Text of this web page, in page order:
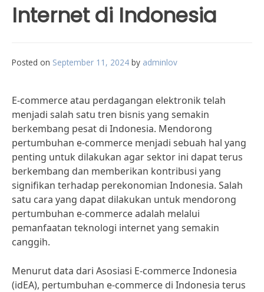
Internet di Indonesia
Posted on September 11, 2024 by adminlov
E-commerce atau perdagangan elektronik telah
menjadi salah satu tren bisnis yang semakin
berkembang pesat di Indonesia. Mendorong
pertumbuhan e-commerce menjadi sebuah hal yang
penting untuk dilakukan agar sektor ini dapat terus
berkembang dan memberikan kontribusi yang
signifikan terhadap perekonomian Indonesia. Salah
satu cara yang dapat dilakukan untuk mendorong
pertumbuhan e-commerce adalah melalui
pemanfaatan teknologi internet yang semakin
canggih.
Menurut data dari Asosiasi E-commerce Indonesia
(idEA), pertumbuhan e-commerce di Indonesia terus